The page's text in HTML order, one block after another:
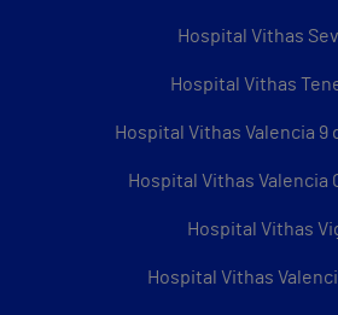
Hospital Vithas
Hospital Vithas
Hospital Vithas Valencia 9
Hospital Vithas Valencia
Hospital Vithas
Hospital Vithas